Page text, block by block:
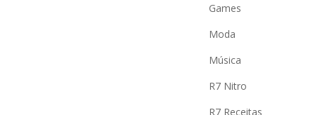
Games
Moda
Música
R7 Nitro
R7 Receitas